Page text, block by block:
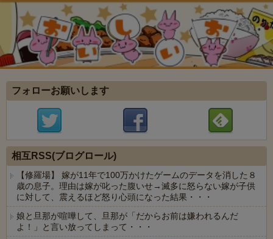
フォローお願いします
相互RSS(ブログロール)
【修羅場】 嫁が11年で100万かけたゲームのデータを消した８
歳の息子。理由は嫁が叱った腹いせ→滅多に怒らない嫁が子供
に対して、震えるほど怒り心頭になった結果・・・
娘と旦那が喧嘩して、旦那が「だからお前は嫌われるんだ
よ！」と言い放ってしまって・・・